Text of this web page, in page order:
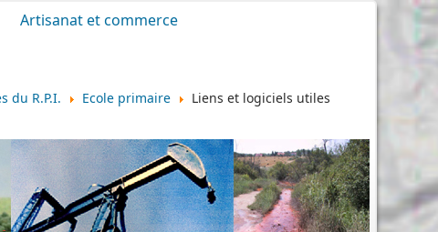
Artisanat et commerce
du R.P.I. Ecole primaire
Liens et logiciels utiles